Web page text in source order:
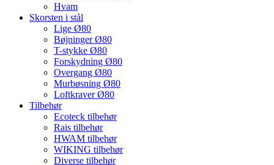
Hvam
Skorsten i stål
Lige Ø80
Bøjninger Ø80
T-stykke Ø80
Forskydning Ø80
Overgang Ø80
Murbøsning Ø80
Loftkraver Ø80
Tilbehør
Ecoteck tilbehør
Rais tilbehør
HWAM tilbehør
WIKING tilbehør
Diverse tilbehør